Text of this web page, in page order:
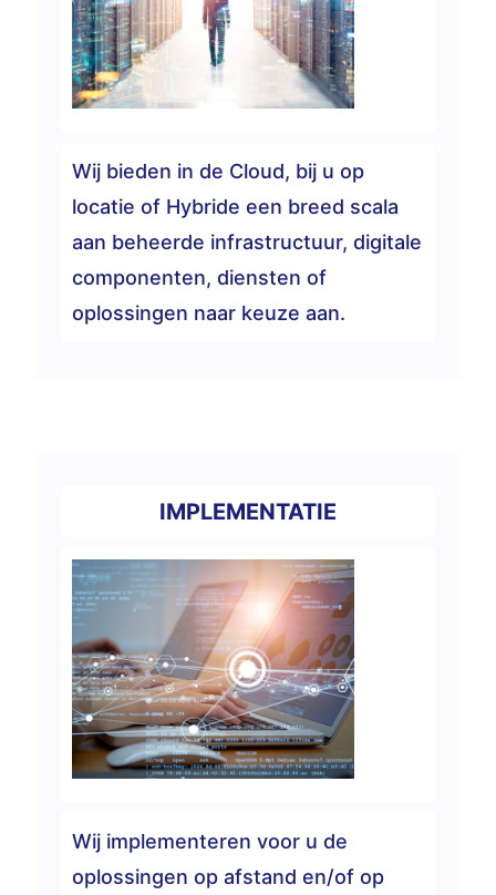
Wij bieden in de Cloud, bij u op
locatie of Hybride een breed scala
aan beheerde infrastructuur, digitale
componenten, diensten of
oplossingen naar keuze aan.
IMPLEMENTATIE
Wij implementeren voor u de
oplossingen op afstand en/of op